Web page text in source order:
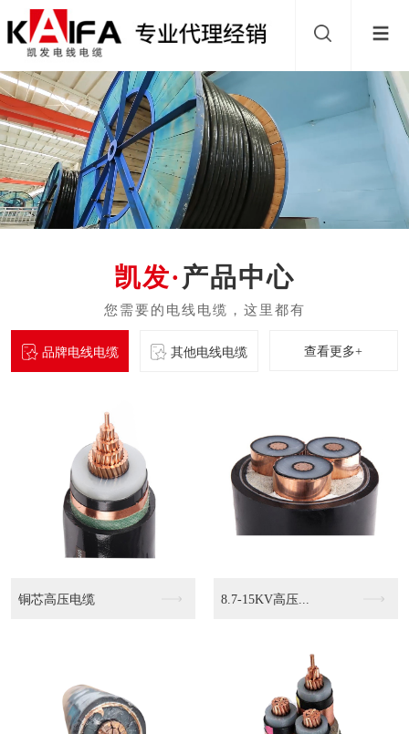
产品中心
品牌电线电缆 其他电线电缆 查看更多+
KVVP2 4503... KVVP2-22 4...